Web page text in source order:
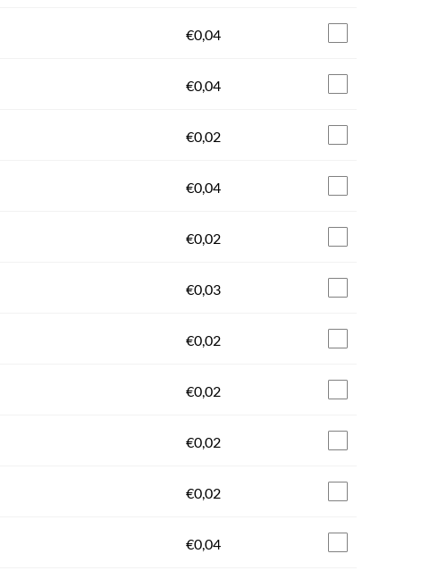
€0,04
€0,04
€0,02
€0,04
€0,02
€0,03
€0,02
€0,02
€0,02
€0,02
€0,04